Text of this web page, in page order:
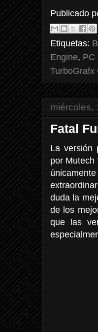
Publicado
Etiquetas:
Engine, PC
TurboGrafx
miércoles,
Fatal
La versión
por Mutech
duda la
de los
que las